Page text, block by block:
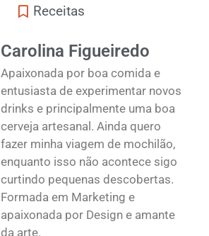
Receitas
Carolina Figueiredo
Apaixonada por boa comida e
entusiasta de experimentar novos
drinks e principalmente uma boa
cerveja artesanal. Ainda quero
fazer minha viagem de mochilão,
enquanto isso não acontece sigo
curtindo pequenas descobertas.
Formada em Marketing e
apaixonada por Design e amante
da arte.